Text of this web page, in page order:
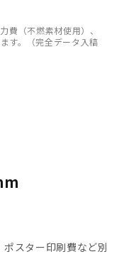
費（不燃素材使用）、
す。（完全データ入稿
スター印刷費など別